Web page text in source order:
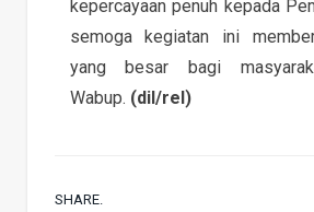
kepercayaan penuh kepada
semoga kegiatan ini
yang besar bagi
Wabup. (dil/rel)
SHARE.